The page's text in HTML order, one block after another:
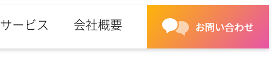
サービス 会社概要